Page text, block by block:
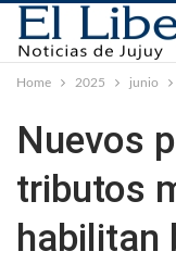
Home 2025 junio
Nuevos
tributos
habilitan